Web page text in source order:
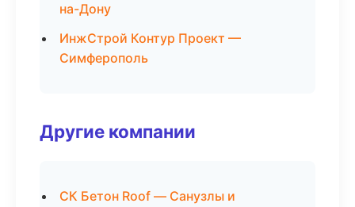
на-Дону
ИнжСтрой Контур Проект —
Симферополь
Другие компании
СК Бетон Roof — Санузлы и